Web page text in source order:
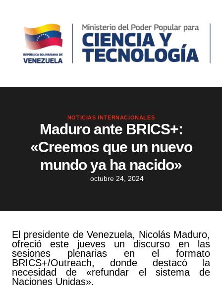
NOTICIAS INTERNACIONALES
Maduro ante BRICS+:
«Creemos que un nuevo
mundo ya ha nacido»
octubre 24, 2024
El presidente de Venezuela, Nicolás Maduro,
ofreció este jueves un discurso en las
sesiones plenarias en el formato
BRICS+/Outreach, donde destacó la
necesidad de «refundar el sistema de
Naciones Unidas».